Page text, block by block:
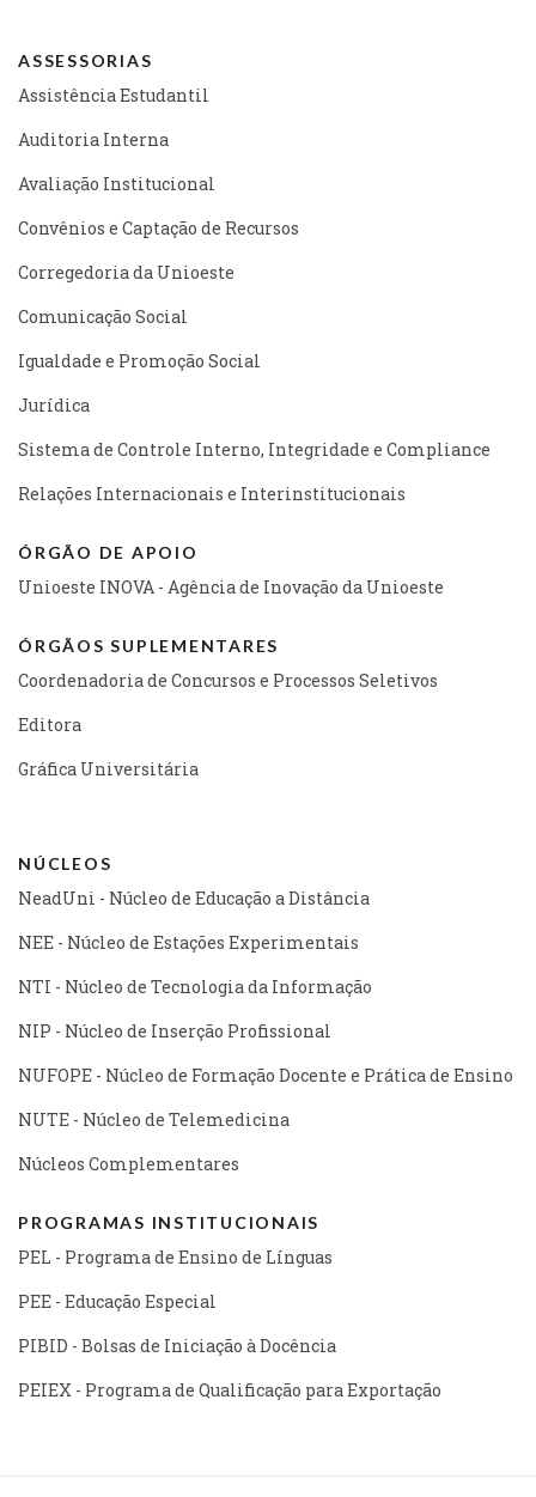
ASSESSORIAS
Assistência Estudantil
Auditoria Interna
Avaliação Institucional
Convênios e Captação de Recursos
Corregedoria da Unioeste
Comunicação Social
Igualdade e Promoção Social
Jurídica
Sistema de Controle Interno, Integridade e Compliance
Relações Internacionais e Interinstitucionais
ÓRGÃO DE APOIO
Unioeste INOVA - Agência de Inovação da Unioeste
ÓRGÃOS SUPLEMENTARES
Coordenadoria de Concursos e Processos Seletivos
Editora
Gráfica Universitária
NÚCLEOS
NeadUni - Núcleo de Educação a Distância
NEE - Núcleo de Estações Experimentais
NTI - Núcleo de Tecnologia da Informação
NIP - Núcleo de Inserção Profissional
NUFOPE - Núcleo de Formação Docente e Prática de Ensino
NUTE - Núcleo de Telemedicina
Núcleos Complementares
PROGRAMAS INSTITUCIONAIS
PEL - Programa de Ensino de Línguas
PEE - Educação Especial
PIBID - Bolsas de Iniciação à Docência
PEIEX - Programa de Qualificação para Exportação